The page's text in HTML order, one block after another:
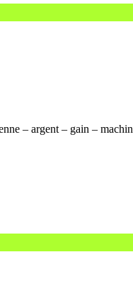
– argent – gain –